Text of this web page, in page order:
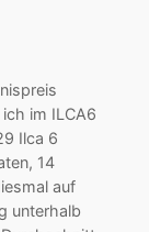
im ILCA6
Ilca 6
14
auf
unterhalb